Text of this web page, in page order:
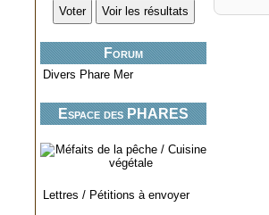
Forum
Divers Phare Mer
Espace des PHARES
Lettres / Pétitions à envoyer